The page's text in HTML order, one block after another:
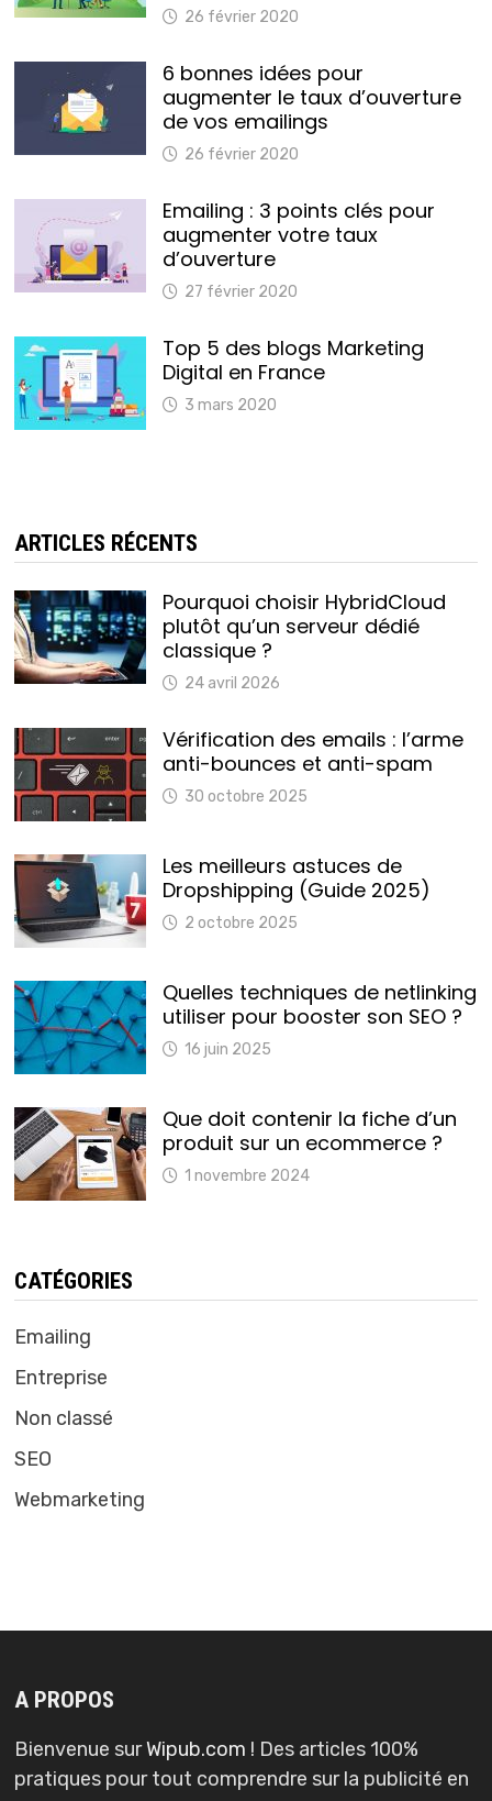
26 février 2020
6 bonnes idées pour
augmenter le taux d’ouverture
de vos emailings
26 février 2020
Emailing : 3 points clés pour
augmenter votre taux
d’ouverture
27 février 2020
Top 5 des blogs Marketing
Digital en France
3 mars 2020
ARTICLES RÉCENTS
Pourquoi choisir HybridCloud
plutôt qu’un serveur dédié
classique ?
24 avril 2026
Vérification des emails : l’arme
anti-bounces et anti-spam
30 octobre 2025
Les meilleurs astuces de
Dropshipping (Guide 2025)
2 octobre 2025
Quelles techniques de netlinking
utiliser pour booster son SEO ?
16 juin 2025
Que doit contenir la fiche d’un
produit sur un ecommerce ?
1 novembre 2024
CATÉGORIES
Emailing
Entreprise
Non classé
SEO
Webmarketing
A PROPOS
Bienvenue surWipub.com ! Des articles 100%
pratiques pour tout comprendre sur la publicité en